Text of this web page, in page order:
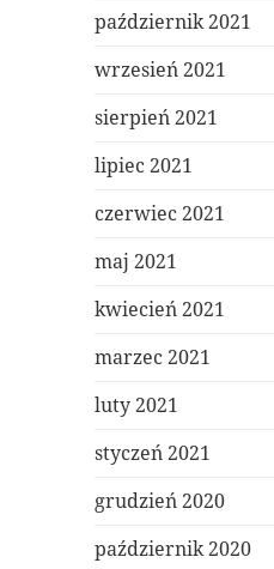
październik 2021
wrzesień 2021
sierpień 2021
lipiec 2021
czerwiec 2021
maj 2021
kwiecień 2021
marzec 2021
luty 2021
styczeń 2021
grudzień 2020
październik 2020